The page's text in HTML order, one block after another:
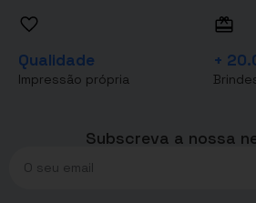
Qualidade
Impressão própria
+
Subscreva a nossa